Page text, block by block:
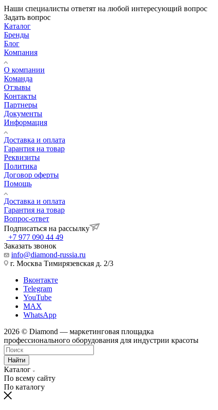
Наши специалисты ответят на любой интересующий вопрос
Задать вопрос
Каталог
Бренды
Блог
Компания
О компании
Команда
Отзывы
Контакты
Партнеры
Документы
Информация
Доставка и оплата
Гарантия на товар
Реквизиты
Политика
Договор оферты
Помощь
Доставка и оплата
Гарантия на товар
Вопрос-ответ
Подписаться на рассылку
+7 977 090 44 49
Заказать звонок
info@diamond-russia.ru
г. Москва Тимирязевская д. 2/3
Вконтакте
Telegram
YouTube
MAX
WhatsApp
2026 © Diamond — маркетинговая площадка
профессионального оборудования для индустрии красоты
Найти
Каталог
По всему сайту
По каталогу